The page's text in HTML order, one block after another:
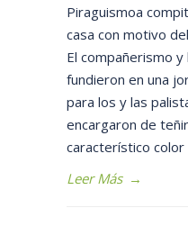
Piraguismoa
casa con motivo
El compañerismo
fundieron en una
para los y las
encargaron de
característico color
Leer Más →